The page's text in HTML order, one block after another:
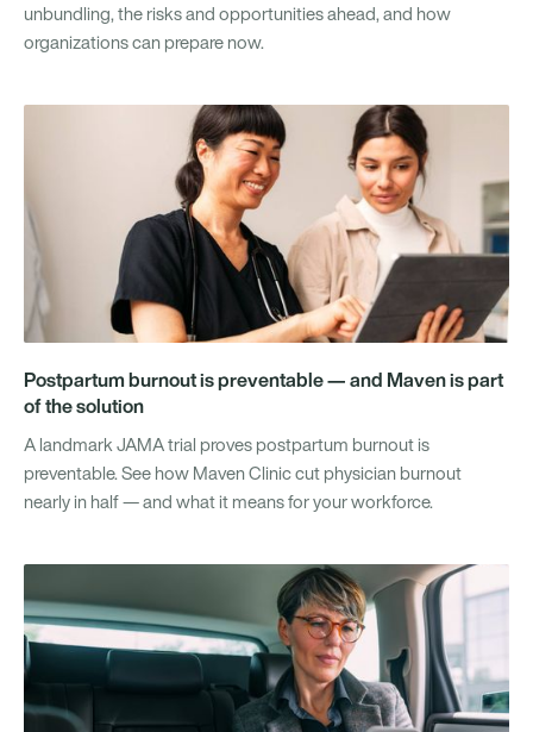
unbundling, the risks and opportunities ahead, and how
organizations can prepare now.
Postpartum burnout is preventable — and Maven is part
of the solution
A landmark JAMA trial proves postpartum burnout is
preventable. See how Maven Clinic cut physician burnout
nearly in half — and what it means for your workforce.